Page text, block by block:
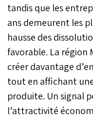
tandis que les
ans demeurent les
hausse des
favorable. La région
créer davantage
tout en affichant
produite. Un signal
l’attractivité